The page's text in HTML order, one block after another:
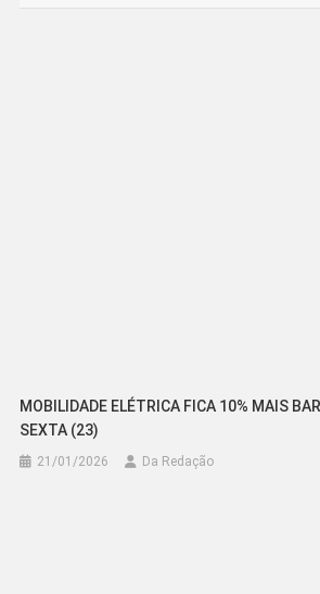
MOBILIDADE ELÉTRICA FICA 10% MAIS
SEXTA (23)
21/01/2026 Da Redação